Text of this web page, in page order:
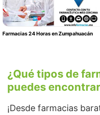
Farmacias 24 Horas en Zumpahuacán
¿Qué tipos de
puedes
¡Desde farmacias